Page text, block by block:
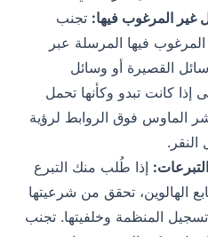
المرغوب فيها: تجنب
فيها المرسلة عبر
القصيرة أو وسائل
إذا كانت تبدو وكأنها تحمل
الماوس فوق الروابط لرؤية
إذا طُلب منك التبرع
الهالوين، تحقق من شرعيتها
المنظمة وخلفيتها. تجنب